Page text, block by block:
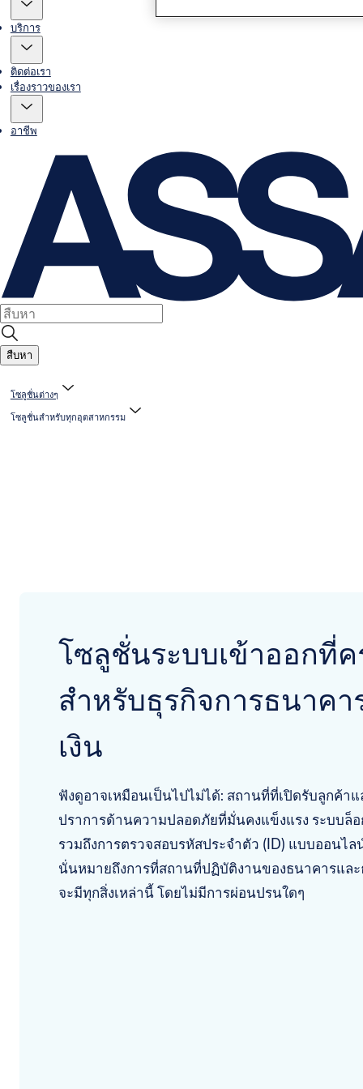
บริการ
ติดต่อเรา
เรื่องราวของเรา
อาชีพ
สืบหา
โซลูชั่นต่างๆ
โซลูชั่นสำหรับทุกอุตสาหกรรม
โซลูชั่นระบบเข้าออกที่ค
สำหรับธุรกิจการธนาคา
เงิน
ฟังดูอาจเหมือนเป็นไปไม่ได้: สถานที่ที่เปิดรับลูกค้า
ปราการด้านความปลอดภัยที่มั่นคงแข็งแรง ระบบล็
รวมถึงการตรวจสอบรหัสประจำตัว (ID) แบบออนไ
นั่นหมายถึงการที่สถานที่ปฏิบัติงานของธนาคารและ
จะมีทุกสิ่งเหล่านี้ โดยไม่มีการผ่อนปรนใดๆ